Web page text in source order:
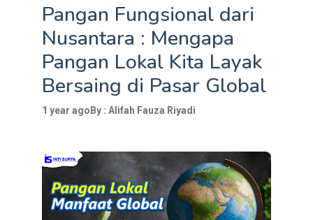
Pangan Fungsional dari
Nusantara : Mengapa
Pangan Lokal Kita Layak
Bersaing di Pasar Global
1 year ago By : Alifah Fauza Riyadi